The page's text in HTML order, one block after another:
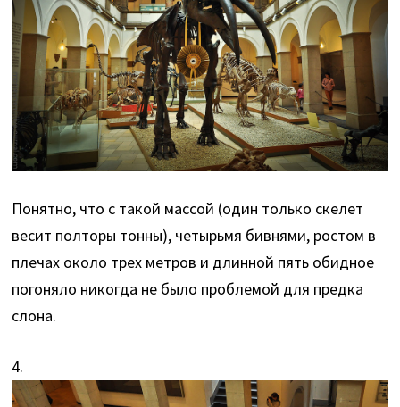
Понятно, что с такой массой (один только скелет
весит полторы тонны), четырьмя бивнями, ростом в
плечах около трех метров и длинной пять обидное
погоняло никогда не было проблемой для предка
слона.
4.